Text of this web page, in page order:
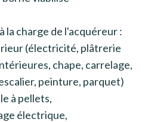
la charge de l'acquéreur :
(électricité, plâtrerie
chape, carrelage,
peinture, parquet)
à pellets,
électrique,